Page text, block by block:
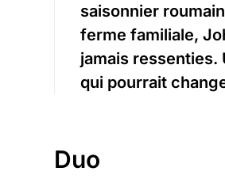
saisonnier
ferme familiale,
jamais ressenties.
qui pourrait
Duo